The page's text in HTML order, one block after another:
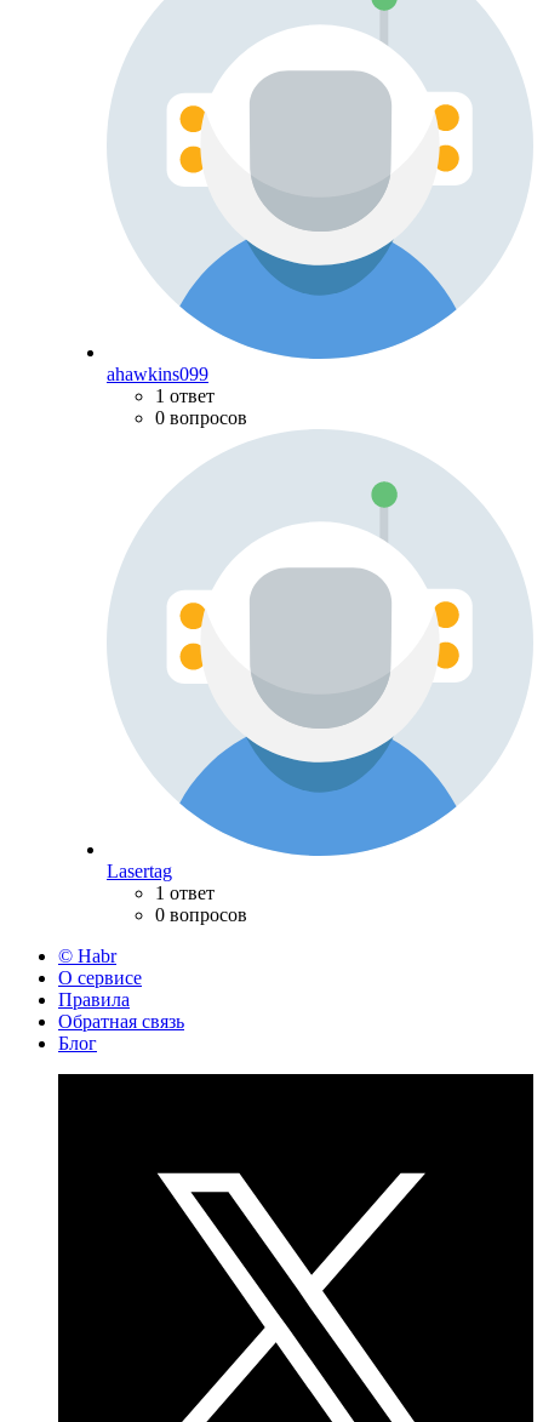
ahawkins099
1 ответ
0 вопросов
Lasertag
1 ответ
0 вопросов
© Habr
О сервисе
Правила
Обратная связь
Блог